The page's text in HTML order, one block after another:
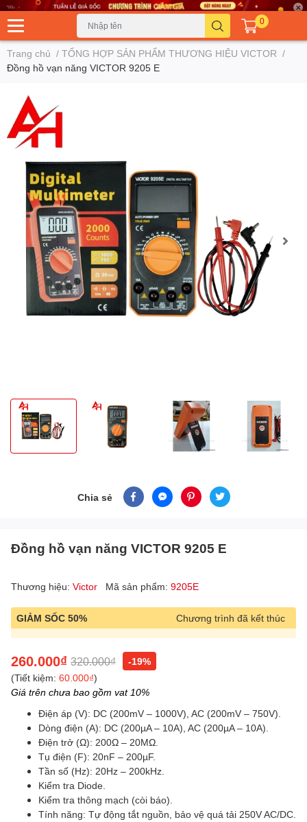
0
Trang chủ / TỔNG HỢP SẢN PHẨM THƯƠNG HIỆU VICTOR /
Đồng hồ vạn năng VICTOR 9205 E
Chia sẻ
Đồng hồ vạn năng VICTOR 9205 E
Thương hiệu: Victor Mã sản phẩm: 9205E
GIẢM SỐC 50% Chương trình đã kết thúc
260.000₫ 320.000₫
-19%
(Tiết kiệm: 60.000₫)
Giá trên chưa bao gồm vat 10%
Điện áp (V): DC (200mV – 1000V), AC (200mV – 750V).
Dòng điện (A): DC (200µA – 10A), AC (200µA – 10A).
Điện trở (Ω): 200Ω – 20MΩ.
Tụ điện (F): 20nF – 200µF.
Tần số (Hz): 20Hz – 200kHz.
Kiểm tra Diode.
Kiểm tra thông mạch (còi báo).
Tính năng: Tự động tắt nguồn, bảo vệ quá tải 250V AC/DC.